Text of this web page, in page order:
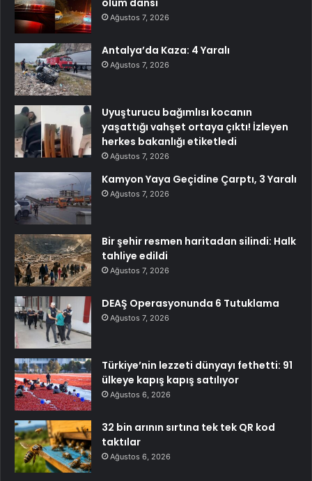
Ağustos 7, 2026
Antalya’da Kaza: 4 Yaralı
Ağustos 7, 2026
Uyuşturucu bağımlısı kocanın
yaşattığı vahşet ortaya çıktı! İzleyen
herkes bakanlığı etiketledi
Ağustos 7, 2026
Kamyon Yaya Geçidine Çarptı, 3 Yaralı
Ağustos 7, 2026
Bir şehir resmen haritadan silindi: Halk
tahliye edildi
Ağustos 7, 2026
DEAŞ Operasyonunda 6 Tutuklama
Ağustos 7, 2026
Türkiye’nin lezzeti dünyayı fethetti: 91
ülkeye kapış kapış satılıyor
Ağustos 6, 2026
32 bin arının sırtına tek tek QR kod
taktılar
Ağustos 6, 2026